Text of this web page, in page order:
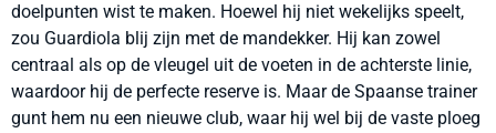
doelpunten wist te maken. Hoewel hij niet wekelijks speelt,
zou Guardiola blij zijn met de mandekker. Hij kan zowel
centraal als op de vleugel uit de voeten in de achterste linie,
waardoor hij de perfecte reserve is. Maar de Spaanse trainer
gunt hem nu een nieuwe club, waar hij wel bij de vaste ploeg